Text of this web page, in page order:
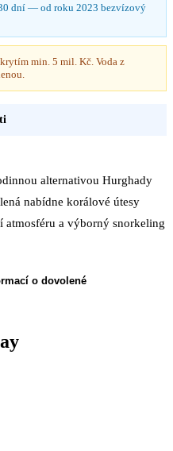
dní — od roku 2023 bezvízový
min. 5 mil. Kč. Voda z
alternativou Hurghady
nabídne korálové útesy
a výborný snorkeling
o dovolené